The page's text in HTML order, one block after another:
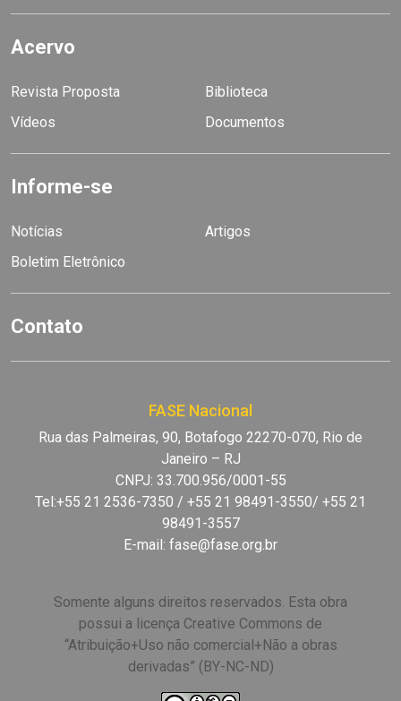
Acervo
Revista Proposta
Biblioteca
Vídeos
Documentos
Informe-se
Notícias
Artigos
Boletim Eletrônico
Contato
FASE Nacional
Rua das Palmeiras, 90, Botafogo 22270-070, Rio de
Janeiro – RJ
CNPJ: 33.700.956/0001-55
Tel:+55 21 2536-7350 / +55 21 98491-3550/ +55 21
98491-3557
E-mail: fase@fase.org.br
Somente alguns direitos reservados. Esta obra
possui a licença Creative Commons de
“Atribuição+Uso não comercial+Não a obras
derivadas” (BY-NC-ND)